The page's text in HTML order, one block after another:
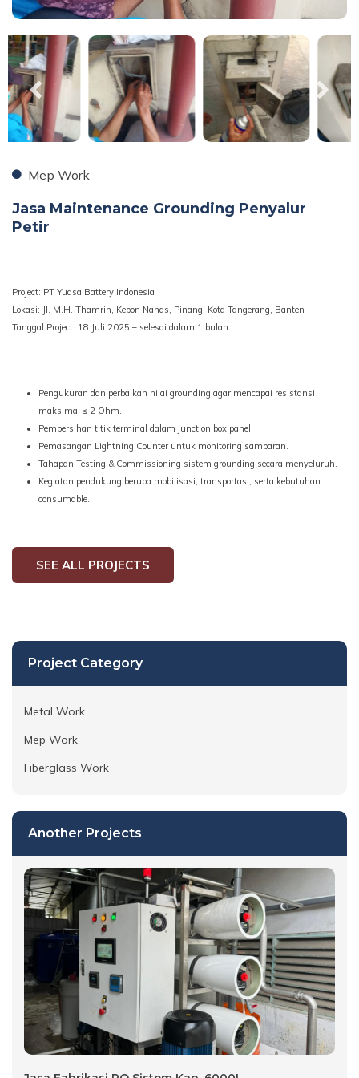
Mep Work
Jasa Maintenance Grounding Penyalur
Petir
Project: PT Yuasa Battery Indonesia
Lokasi: Jl. M.H. Thamrin, Kebon Nanas, Pinang, Kota Tangerang, Banten
Tanggal Project: 18 Juli 2025 – selesai dalam 1 bulan
Pengukuran dan perbaikan nilai grounding agar mencapai resistansi
maksimal ≤ 2 Ohm.
Pembersihan titik terminal dalam junction box panel.
Pemasangan Lightning Counter untuk monitoring sambaran.
Tahapan Testing & Commissioning sistem grounding secara menyeluruh.
Kegiatan pendukung berupa mobilisasi, transportasi, serta kebutuhan
consumable.
SEE ALL PROJECTS
Project Category
Metal Work
Mep Work
Fiberglass Work
Another Projects